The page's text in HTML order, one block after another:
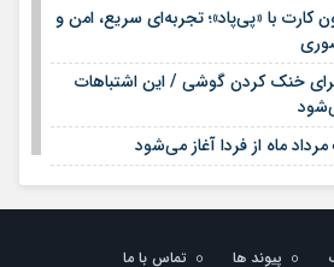
کارت با «پی‌پاد»؛ تجربه‌ای سریع، امن و
برای خنک کردن گوشی / این اشتباهات
مرداد ماه از فردا آغاز می‌شود
اجاره مسکن در شهرک غرب |
هزینه دارد؟ + جدول مردادماه
پیوند ها تماس با ما